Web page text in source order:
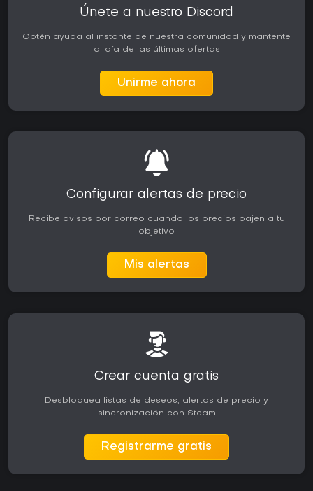
Únete a nuestro Discord
Obtén ayuda al instante de nuestra comunidad y mantente
al día de las últimas ofertas
Unirme ahora
Configurar alertas de precio
Recibe avisos por correo cuando los precios bajen a tu
objetivo
Mis alertas
Crear cuenta gratis
Desbloquea listas de deseos, alertas de precio y
sincronización con Steam
Registrarme gratis